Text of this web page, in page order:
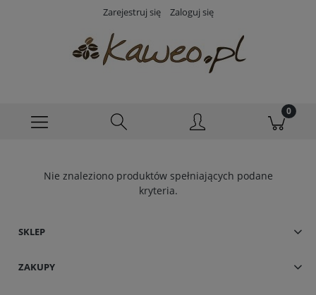
Zarejestruj się Zaloguj się
Nie znaleziono produktów spełniających podane
kryteria.
SKLEP
ZAKUPY